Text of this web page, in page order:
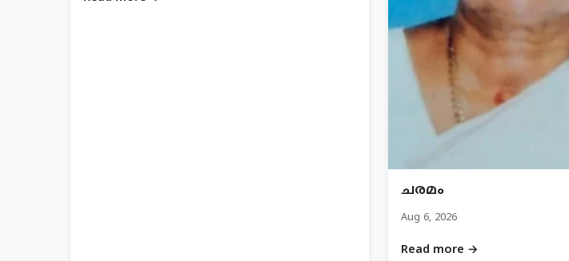
ചരമം
Aug 6, 2026
Read more →